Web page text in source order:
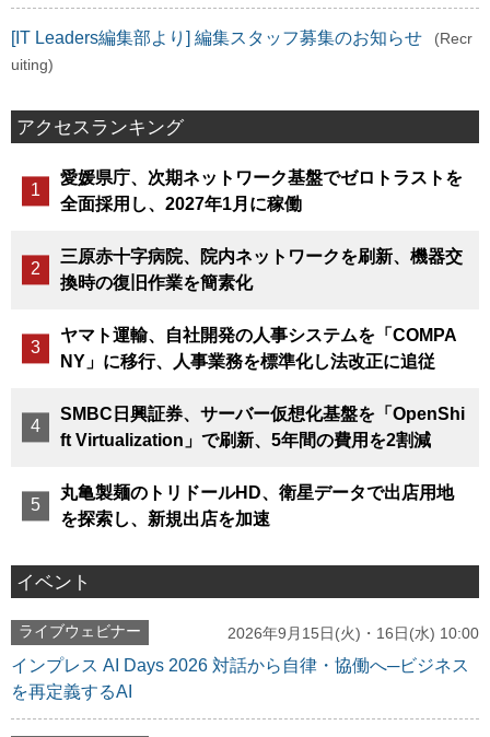
[IT Leaders編集部より] 編集スタッフ募集のお知らせ
(Recr
uiting)
アクセスランキング
愛媛県庁、次期ネットワーク基盤でゼロトラストを
全面採用し、2027年1月に稼働
三原赤十字病院、院内ネットワークを刷新、機器交
換時の復旧作業を簡素化
ヤマト運輸、自社開発の人事システムを「COMPA
NY」に移行、人事業務を標準化し法改正に追従
SMBC日興証券、サーバー仮想化基盤を「OpenShi
ft Virtualization」で刷新、5年間の費用を2割減
丸亀製麺のトリドールHD、衛星データで出店用地
を探索し、新規出店を加速
イベント
ライブウェビナー 2026年9月15日(火)・16日(水) 10:00
インプレス AI Days 2026 対話から自律・協働へ─ビジネス
を再定義するAI